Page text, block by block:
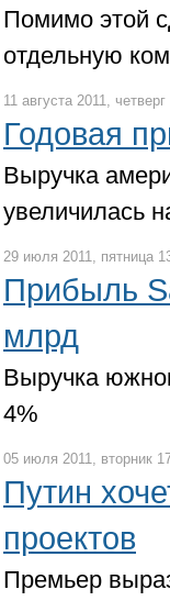
Помимо этой
отдельную
11 августа 2011,
Годовая
Выручка
увеличилась
29 июля 2011, пятница
Прибыль
млрд
Выручка
4%
05 июля 2011, вторник
Путин
проектов
Премьер